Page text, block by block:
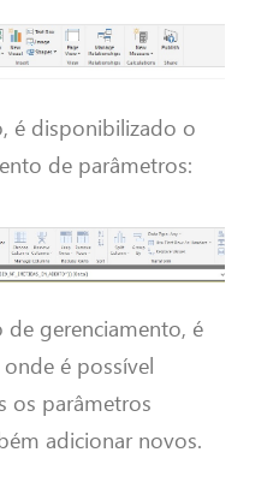
é disponibilizado o
de parâmetros:
gerenciamento, é
é possível
os parâmetros
adicionar novos.